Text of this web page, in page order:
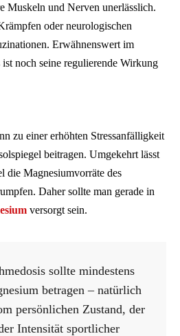
Muskeln und Nerven unerlässlich.
oder neurologischen
Erwähnenswert im
ist noch seine regulierende Wirkung
zu einer erhöhten Stressanfälligkeit
beitragen. Umgekehrt lässt
die Magnesiumvorräte des
Daher sollte man gerade in
versorgt sein.
sollte mindestens
betragen – natürlich
persönlichen Zustand, der
Intensität sportlicher